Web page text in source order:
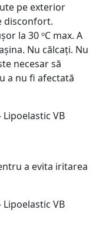
pe exterior
disconfort.
la 30 ᵒC max. A
Nu călcați. Nu
necesar să
a nu fi afectată
a evita iritarea